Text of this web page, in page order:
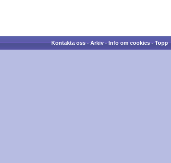
Kontakta oss-Arkiv-Info om cookies-Topp